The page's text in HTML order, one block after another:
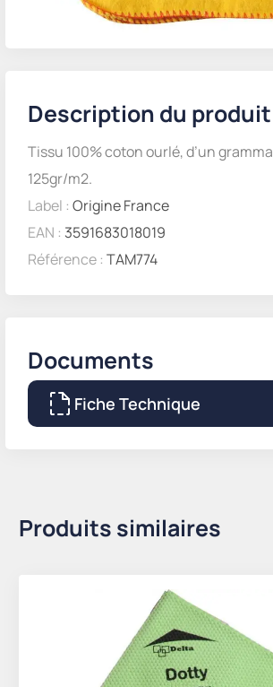
Description du produit
Tissu 100% coton ourlé, d’un
125gr/m2.
Label : Origine France
EAN : 3591683018019
Référence : TAM774
Documents
Fiche Technique
Produits similaires